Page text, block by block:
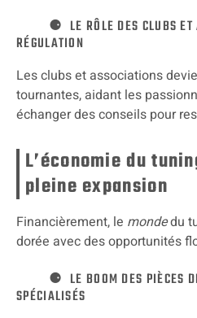
LE RÔLE DES CLUBS
RÉGULATION
Les clubs et associations
tournantes, aidant les
échanger des conseils pour
L’économie du
pleine expansion
Financièrement, le mondedu
dorée avec des opportunités
LE BOOM DES PIÈCES
SPÉCIALISÉS